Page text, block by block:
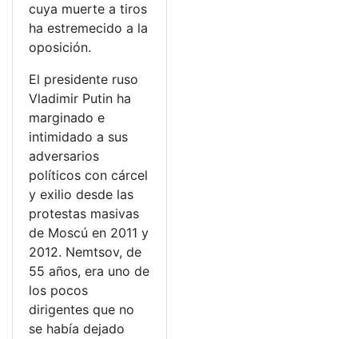
cuya muerte a tiros
ha estremecido a la
oposición.
El presidente ruso
Vladimir Putin ha
marginado e
intimidado a sus
adversarios
políticos con cárcel
y exilio desde las
protestas masivas
de Moscú en 2011 y
2012. Nemtsov, de
55 años, era uno de
los pocos
dirigentes que no
se había dejado